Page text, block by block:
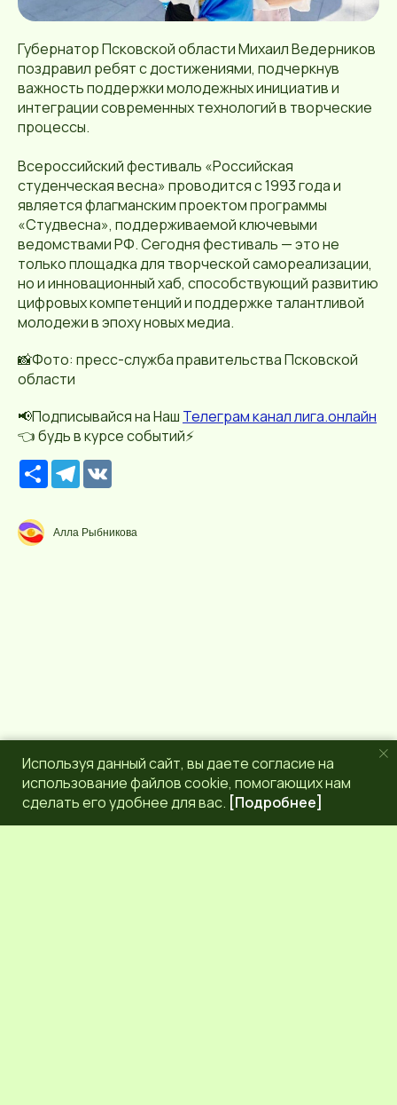
Губернатор Псковской области Михаил Ведерников
поздравил ребят с достижениями, подчеркнув
важность поддержки молодежных инициатив и
интеграции современных технологий в творческие
процессы.
Всероссийский фестиваль «Российская
студенческая весна» проводится с 1993 года и
является флагманским проектом программы
«Студвесна», поддерживаемой ключевыми
ведомствами РФ. Сегодня фестиваль — это не
только площадка для творческой самореализации,
но и инновационный хаб, способствующий развитию
цифровых компетенций и поддержке талантливой
молодежи в эпоху новых медиа.
📸Фото: пресс-служба правительства Псковской
области
📢Подписывайся на Наш Телеграм канал лига.онлайн
👈 будь в курсе событий⚡️
Р
е
р
с
T
e
g
r
Алла Рыбникова
Используя данный сайт, вы даете согласие на
использование файлов cookie, помогающих нам
сделать его удобнее для вас. [Подробнее]